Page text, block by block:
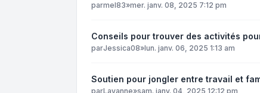
parmel83»mer. janv. 08, 2025 7:12 pm
Conseils pour trouver des activités
parJessica08»lun. janv. 06, 2025 1:13 am
Soutien pour jongler entre travail et
parLayanne»sam. janv. 04, 2025 12:12 pm